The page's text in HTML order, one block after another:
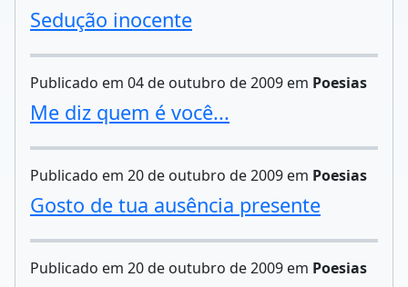
Sedução inocente
Publicado em 04 de outubro de 2009 em Poesias
Me diz quem é você...
Publicado em 20 de outubro de 2009 em Poesias
Gosto de tua ausência presente
Publicado em 20 de outubro de 2009 em Poesias